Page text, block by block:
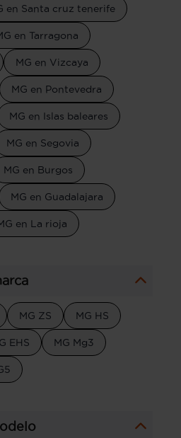
en Santa cruz tenerife
en Tarragona
MG en Vizcaya
MG en Pontevedra
MG en Islas baleares
MG en Segovia
MG en Burgos
MG en Guadalajara
en La rioja
MG ZS MG HS
EHS MG Mg3